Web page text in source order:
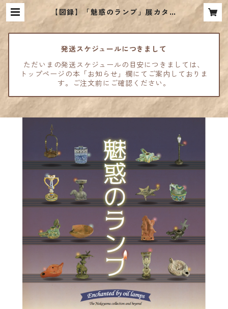
【図録】「魅惑のランプ」展カタロ
グ | 古代オリエント博物館ウェブシ
ョップ
発送スケジュールにつきまして
ただいまの発送スケジュールの目安につきましては、
トップページの本「お知らせ」欄にてご案内しておりま
す。ご注文前にご確認ください。